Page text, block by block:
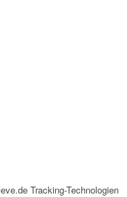
Tracking-Technologien